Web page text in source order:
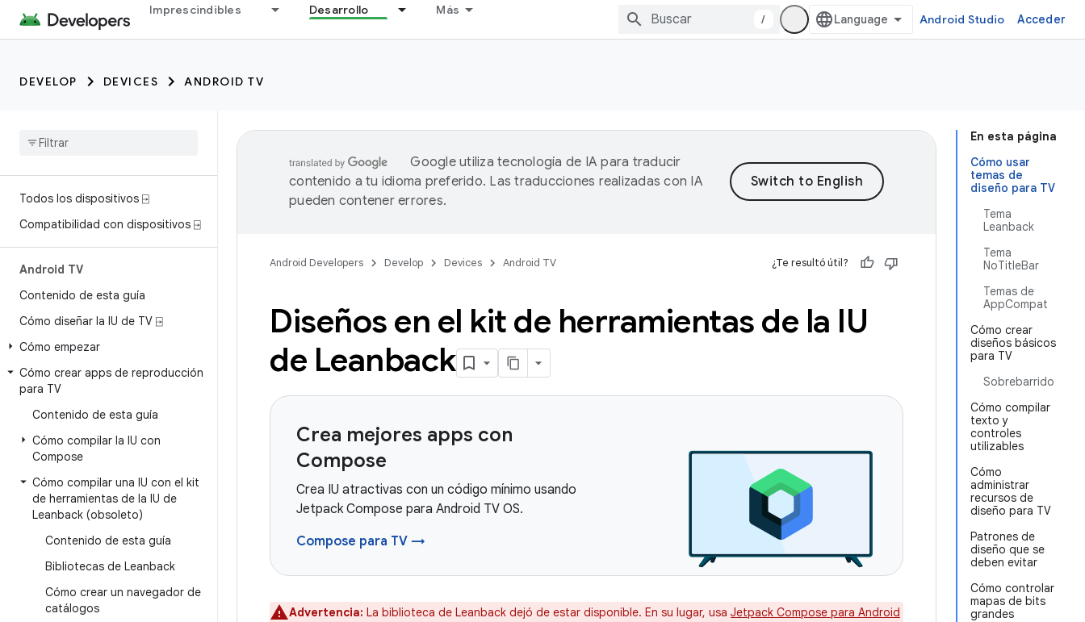
Imprescindibles Desarrollo Más
/ Android Studio Acceder
DEVELOP DEVICES ANDROID TV
Todos los dispositivos ⍈
Compatibilidad con dispositivos ⍈
Android TV
Contenido de esta guía
Cómo diseñar la IU de TV ⍈
Cómo empezar
Cómo crear apps de reproducción
para TV
Contenido de esta guía
Cómo compilar la IU con
Compose
Cómo compilar una IU con el kit
de herramientas de la IU de
Leanback (obsoleto)
Contenido de esta guía
Bibliotecas de Leanback
Cómo crear un navegador de
catálogos
En esta página
Cómo usar
temas de
diseño para TV
Tema
Leanback
Tema
NoTitleBar
Temas de
AppCompat
Cómo crear
diseños básicos
para TV
Sobrebarrido
Cómo compilar
texto y
controles
utilizables
Cómo
administrar
recursos de
diseño para TV
Patrones de
diseño que se
deben evitar
Cómo controlar
mapas de bits
grandes
Google utiliza tecnología de IA para traducir
contenido a tu idioma preferido. Las traducciones realizadas con IA
pueden contener errores.
Android Developers Develop Devices Android TV ¿Te resultó útil?
Diseños en el kit de herramientas de la IU
de Leanback
Crea mejores apps con
Compose
Crea IU atractivas con un código mínimo usando
Jetpack Compose para Android TV OS.
Compose para TV →
Advertencia: La biblioteca de Leanback dejó de estar disponible. En su lugar, usa Jetpack Compose para Android